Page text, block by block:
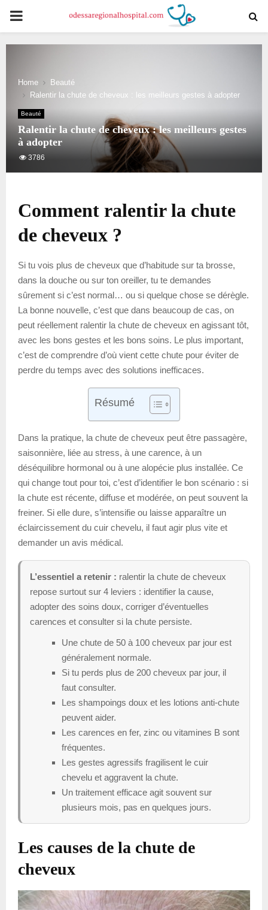
PRIMARY
MENU
Home
Beauté
Ralentir la chute de cheveux : les meilleurs gestes à adopter
Beauté
Ralentir la chute de cheveux : les meilleurs gestes
à adopter
3786
Comment ralentir la chute
de cheveux ?
Si tu vois plus de cheveux que d’habitude sur ta brosse,
dans la douche ou sur ton oreiller, tu te demandes
sûrement si c’est normal… ou si quelque chose se dérègle.
La bonne nouvelle, c’est que dans beaucoup de cas, on
peut réellement ralentir la chute de cheveux en agissant tôt,
avec les bons gestes et les bons soins. Le plus important,
c’est de comprendre d’où vient cette chute pour éviter de
perdre du temps avec des solutions inefficaces.
Résumé
Dans la pratique, la chute de cheveux peut être passagère,
saisonnière, liée au stress, à une carence, à un
déséquilibre hormonal ou à une alopécie plus installée. Ce
qui change tout pour toi, c’est d’identifier le bon scénario : si
la chute est récente, diffuse et modérée, on peut souvent la
freiner. Si elle dure, s’intensifie ou laisse apparaître un
éclaircissement du cuir chevelu, il faut agir plus vite et
demander un avis médical.
L’essentiel a retenir : ralentir la chute de cheveux
repose surtout sur 4 leviers : identifier la cause,
adopter des soins doux, corriger d’éventuelles
carences et consulter si la chute persiste.
Une chute de 50 à 100 cheveux par jour est
généralement normale.
Si tu perds plus de 200 cheveux par jour, il
faut consulter.
Les shampoings doux et les lotions anti-chute
peuvent aider.
Les carences en fer, zinc ou vitamines B sont
fréquentes.
Les gestes agressifs fragilisent le cuir
chevelu et aggravent la chute.
Un traitement efficace agit souvent sur
plusieurs mois, pas en quelques jours.
Les causes de la chute de
cheveux